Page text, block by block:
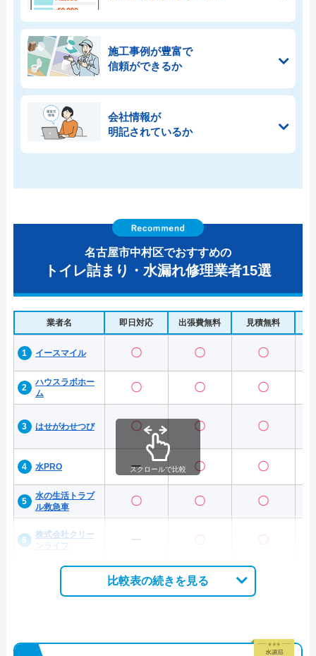
施工事例が豊富で
信頼ができるか
会社情報が
明記されているか
名古屋市中村区でおすすめの
トイレ詰まり・水漏れ修理業者15選
業者名 即日対応 出張費無料 見積無料
イースマイル 〇 〇 〇
ハウスラボホー
ム
〇 〇 〇
はせがわせつび 〇 〇 〇
水PRO ー 〇 〇
水の生活トラブ
ル救急車
〇 〇 〇
株式会社クリー
ンライフ
ー 〇 〇
スクロールで比較
比較表の続きを見る